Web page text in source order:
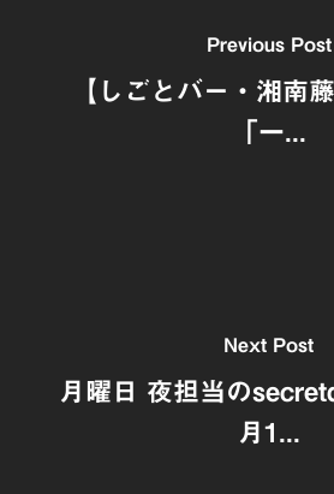
Previous Post
【しごとバー・湘南
「一...
Next Post
月曜日 夜担当の
月1...